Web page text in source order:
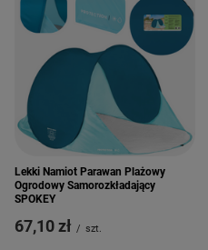
Lekki Namiot Parawan Plażowy
Ogrodowy Samorozkładający
SPOKEY
67,10 zł / szt.